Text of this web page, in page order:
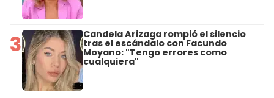
3 Candela Arizaga rompió el silencio
tras el escándalo con Facundo
Moyano: "Tengo errores como
cualquiera"